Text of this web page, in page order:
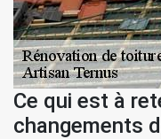
Ce qui est à
changements